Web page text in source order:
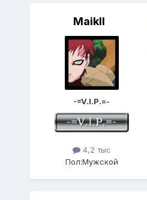
Maikll
-=V.I.P.=-
4,2 тыс
Пол:Мужской